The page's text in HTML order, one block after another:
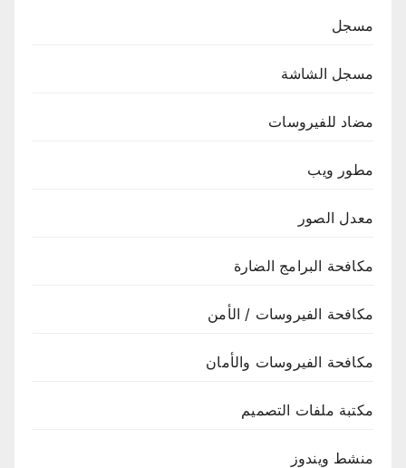
مسجل
مسجل الشاشة
مضاد للفيروسات
مطور ويب
معدل الصور
مكافحة البرامج الضارة
مكافحة الفيروسات / الأمن
مكافحة الفيروسات والأمان
مكتبة ملفات التصميم
منشط ويندوز